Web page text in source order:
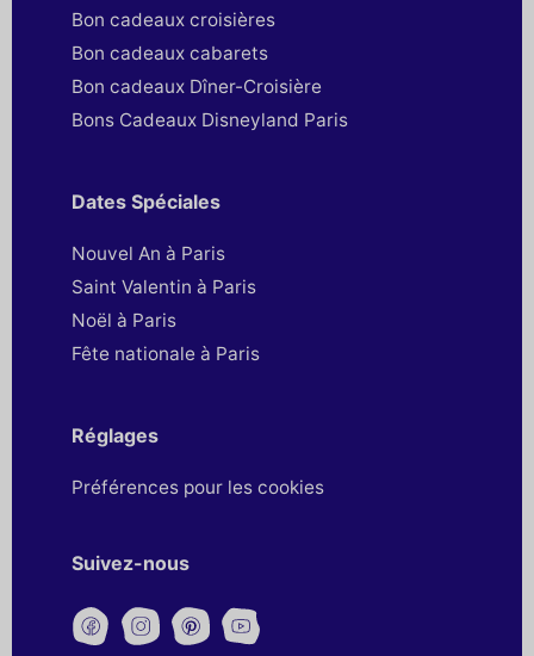
Bon cadeaux croisières
Bon cadeaux cabarets
Bon cadeaux Dîner-Croisière
Bons Cadeaux Disneyland Paris
Dates Spéciales
Nouvel An à Paris
Saint Valentin à Paris
Noël à Paris
Fête nationale à Paris
Réglages
Préférences pour les cookies
Suivez-nous